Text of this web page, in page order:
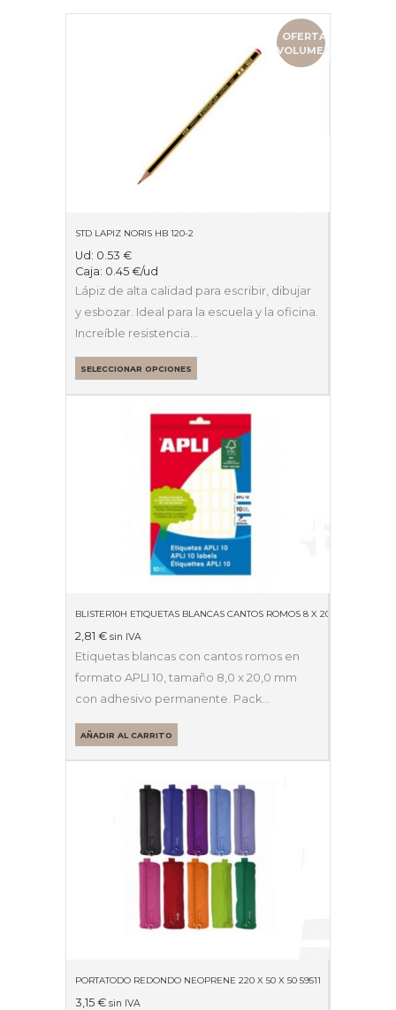
OFERTA
VOLUMEN
STD LAPIZ NORIS HB 120-2
Ud: 0.53 €
Caja: 0.45 €/ud
Lápiz de alta calidad para escribir, dibujar
y esbozar. Ideal para la escuela y la oficina.
Increíble resistencia…
SELECCIONAR OPCIONES
BLISTER10H ETIQUETAS BLANCAS CANTOS ROMOS 8 X 20MM 01633
2,81 € sin IVA
Etiquetas blancas con cantos romos en
formato APLI 10, tamaño 8,0 x 20,0 mm
con adhesivo permanente. Pack…
AÑADIR AL CARRITO
PORTATODO REDONDO NEOPRENE 220 X 50 X 50 59511
3,15 € sin IVA